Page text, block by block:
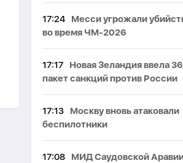
17:24
Месси угрожали
во время ЧМ-2026
17:17
Новая Зеландия ввела
пакет санкций против России
17:13
Москву вновь атаковали
беспилотники
17:08
МИД Саудовской